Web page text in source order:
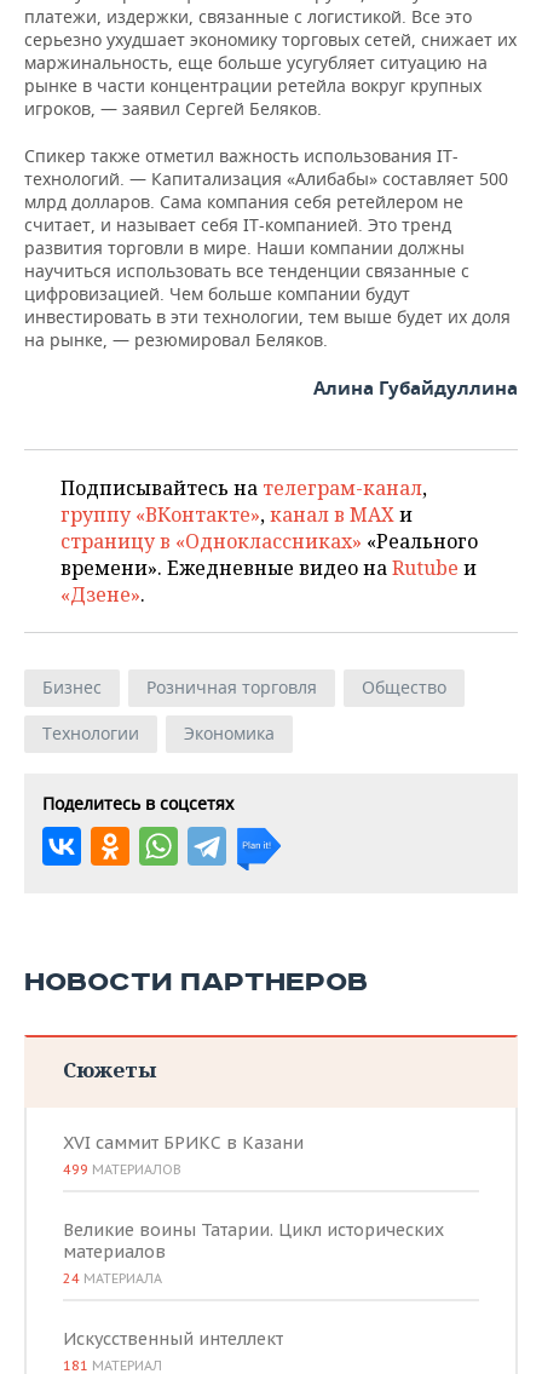
платежи, издержки, связанные с логистикой. Все это
серьезно ухудшает экономику торговых сетей, снижает их
маржинальность, еще больше усугубляет ситуацию на
рынке в части концентрации ретейла вокруг крупных
игроков, — заявил Сергей Беляков.
Спикер также отметил важность использования IT-
технологий. — Капитализация «Алибабы» составляет 500
млрд долларов. Сама компания себя ретейлером не
считает, и называет себя IT-компанией. Это тренд
развития торговли в мире. Наши компании должны
научиться использовать все тенденции связанные с
цифровизацией. Чем больше компании будут
инвестировать в эти технологии, тем выше будет их доля
на рынке, — резюмировал Беляков.
Алина Губайдуллина
Подписывайтесь на телеграм-канал,
группу «ВКонтакте»,канал в MAXи
страницу в «Одноклассниках» «Реального
времени». Ежедневные видео наRutube и
«Дзене».
Бизнес Розничная торговля
Общество
Технологии
Экономика
Поделитесь в соцсетях
НОВОСТИ ПАРТНЕРОВ
Сюжеты
XVI саммит БРИКС в Казани
499 МАТЕРИАЛОВ
Великие воины Татарии. Цикл исторических
материалов
24 МАТЕРИАЛА
Искусственный интеллект
181 МАТЕРИАЛ